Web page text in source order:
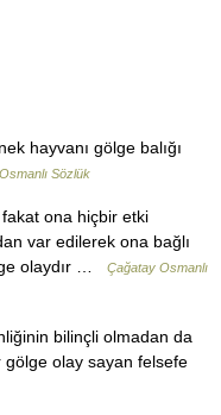
hayvanı gölge balığı
Sözlük
ona hiçbir etki
var edilerek ona bağlı
olaydır …
Çağatay Osmanlı
bilinçli olmadan da
olay sayan felsefe